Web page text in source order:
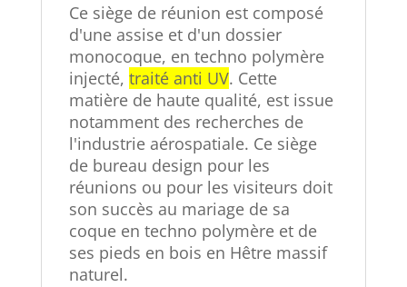
Ce siège de réunion est composé
d'une assise et d'un dossier
monocoque, en techno polymère
injecté, traité anti UV. Cette
matière de haute qualité, est issue
notamment des recherches de
l'industrie aérospatiale. Ce siège
de bureau design pour les
réunions ou pour les visiteurs doit
son succès au mariage de sa
coque en techno polymère et de
ses pieds en bois en Hêtre massif
naturel.